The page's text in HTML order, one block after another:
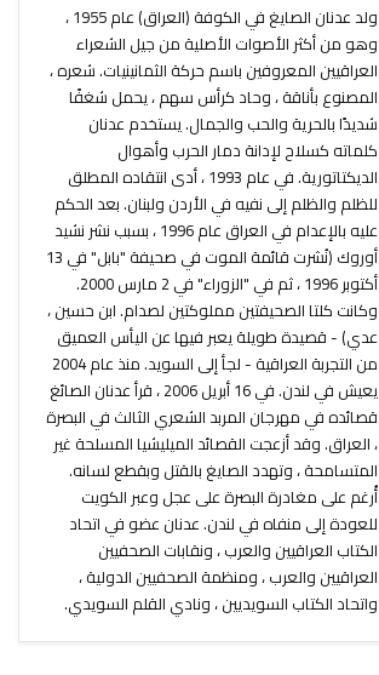
ولد عدنان الصايغ في الكوفة (العراق) عام 1955 ،
وهو من أكثر الأصوات الأصلية من جيل الشعراء
العراقيين المعروفين باسم حركة الثمانينيات. شعره ،
المصنوع بأناقة ، وحاد كرأس سهم ، يحمل شغفًا
شديدًا بالحرية والحب والجمال. يستخدم عدنان
كلماته كسلاح لإدانة دمار الحرب وأهوال
الديكتاتورية. في عام 1993 ، أدى انتقاده المطلق
للظلم والظلم إلى نفيه في الأردن ولبنان. بعد الحكم
عليه بالإعدام في العراق عام 1996 ، بسبب نشر نشيد
أوروك (نُشرت قائمة الموت في صحيفة "بابل" في 13
أكتوبر 1996 ، ثم في "الزوراء" في 2 مارس 2000.
وكانت كلتا الصحيفتين مملوكتين لصدام. ابن حسين ،
عدي) - قصيدة طويلة يعبر فيها عن اليأس العميق
من التجربة العراقية - لجأ إلى السويد. منذ عام 2004
يعيش في لندن. في 16 أبريل 2006 ، قرأ عدنان الصائغ
قصائده في مهرجان المربد الشعري الثالث في البصرة
، العراق. وقد أزعجت القصائد الميليشيا المسلحة غير
المتسامحة ، وتهدد الصايغ بالقتل وبقطع لسانه.
أُرغم على مغادرة البصرة على عجل وعبر الكويت
للعودة إلى منفاه في لندن. عدنان عضو في اتحاد
الكتاب العراقيين والعرب ، ونقابات الصحفيين
العراقيين والعرب ، ومنظمة الصحفيين الدولية ،
واتحاد الكتاب السويديين ، ونادي القلم السويدي.